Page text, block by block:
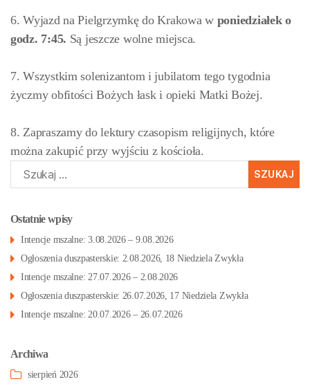
6. Wyjazd na Pielgrzymkę do Krakowa w poniedziałek o
godz. 7:45. Są jeszcze wolne miejsca.
7. Wszystkim solenizantom i jubilatom tego tygodnia
życzmy obfitości Bożych łask i opieki Matki Bożej.
8. Zapraszamy do lektury czasopism religijnych, które
można zakupić przy wyjściu z kościoła.
Szukaj:
Ostatnie wpisy
Intencje mszalne: 3.08.2026 – 9.08.2026
Ogłoszenia duszpasterskie: 2.08.2026, 18 Niedziela Zwykła
Intencje mszalne: 27.07.2026 – 2.08.2026
Ogłoszenia duszpasterskie: 26.07.2026, 17 Niedziela Zwykła
Intencje mszalne: 20.07.2026 – 26.07.2026
Archiwa
sierpień 2026